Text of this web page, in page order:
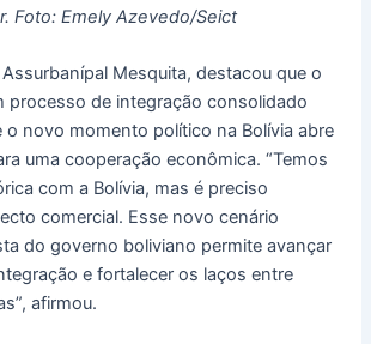
Foto: Emely Azevedo/Seict
Mesquita, destacou que o
processo de integração consolidado
o novo momento político na Bolívia abre
uma cooperação econômica. “Temos
com a Bolívia, mas é preciso
comercial. Esse novo cenário
do governo boliviano permite avançar
e fortalecer os laços entre
afirmou.